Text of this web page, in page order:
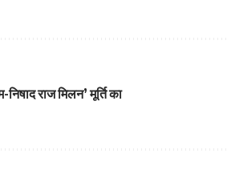
राज मिलन’ मूर्ति का